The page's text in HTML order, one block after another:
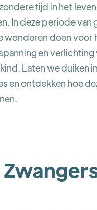
tijd in het
In deze periode
wonderen doen voor
en
Laten we duiken
en ontdekken hoe